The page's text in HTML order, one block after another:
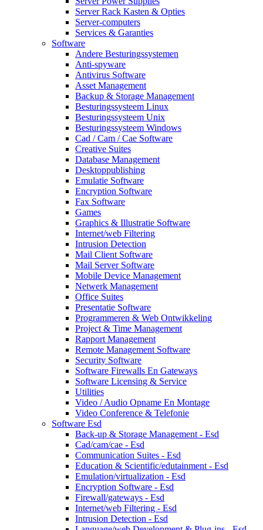
Server Rack Kasten & Opties
Server-computers
Services & Garanties
Software
Andere Besturingssystemen
Anti-spyware
Antivirus Software
Asset Management
Backup & Storage Management
Besturingssysteem Linux
Besturingssysteem Unix
Besturingssysteem Windows
Cad / Cam / Cae Software
Creative Suites
Database Management
Desktoppublishing
Emulatie Software
Encryption Software
Fax Software
Games
Graphics & Illustratie Software
Internet/web Filtering
Intrusion Detection
Mail Client Software
Mail Server Software
Mobile Device Management
Netwerk Management
Office Suites
Presentatie Software
Programmeren & Web Ontwikkeling
Project & Time Management
Rapport Management
Remote Management Software
Security Software
Software Firewalls En Gateways
Software Licensing & Service
Utilities
Video / Audio Opname En Montage
Video Conference & Telefonie
Software Esd
Back-up & Storage Management - Esd
Cad/cam/cae - Esd
Communication Suites - Esd
Education & Scientific/edutainment - Esd
Emulation/virtualization - Esd
Encryption Software - Esd
Firewall/gateways - Esd
Internet/web Filtering - Esd
Intrusion Detection - Esd